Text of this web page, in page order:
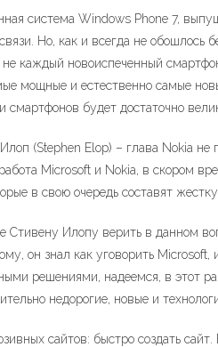
система Windows Phone 7,
Но, как и всегда не обошлось
не каждый новоиспеченный
мощные и естественно самые
смартфонов будет достаточно
(Stephen Elop) – глава Nokia не
Microsoft и Nokia, в скором
в свою очередь составят
Стивену Илопу верить в данном
он знал как уговорить
решениями, надеемся, в этот
недорогие, новые и
сайтов: быстро создать